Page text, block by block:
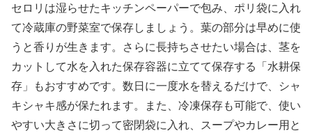
セロリは湿らせたキッチンペーパーで包み、ポリ袋に入れ
て冷蔵庫の野菜室で保存しましょう。葉の部分は早めに使
うと香りが生きます。さらに長持ちさせたい場合は、茎を
カットして水を入れた保存容器に立てて保存する「水耕保
存」もおすすめです。数日に一度水を替えるだけで、シャ
キシャキ感が保たれます。また、冷凍保存も可能で、使い
やすい大きさに切って密閉袋に入れ、スープやカレー用と